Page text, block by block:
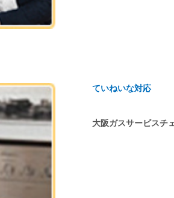
ていねいな対応
大阪ガスサービスチ